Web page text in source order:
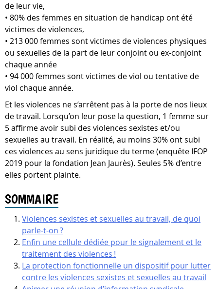
de leur vie,
• 80% des femmes en situation de handicap ont été
victimes de violences,
• 213 000 femmes sont victimes de violences physiques
ou sexuelles de la part de leur conjoint ou ex-conjoint
chaque année
• 94 000 femmes sont victimes de viol ou tentative de
viol chaque année.
Et les violences ne s’arrêtent pas à la porte de nos lieux
de travail. Lorsqu’on leur pose la question, 1 femme sur
5 affirme avoir subi des violences sexistes et/ou
sexuelles au travail. En réalité, au moins 30% ont subi
ces violences au sens juridique du terme (enquête IFOP
2019 pour la fondation Jean Jaurès). Seules 5% d’entre
elles portent plainte.
SOMMAIRE
Violences sexistes et sexuelles au travail, de quoi
parle-t-on ?
Enfin une cellule dédiée pour le signalement et le
traitement des violences !
La protection fonctionnelle un dispositif pour lutter
contre les violences sexistes et sexuelles au travail